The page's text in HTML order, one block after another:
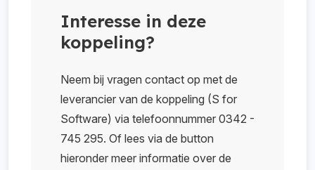
Interesse in deze
koppeling?
Neem bij vragen contact op met de
leverancier van de koppeling (S for
Software) via telefoonnummer 0342 -
745 295. Of lees via de button
hieronder meer informatie over de